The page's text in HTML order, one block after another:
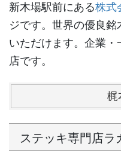
新木場駅前にある株式
ジです。世界の優良
いただけます。企業
店です。
梶
ステッキ専門店ラ